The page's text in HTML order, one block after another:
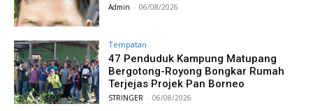
Admin - 06/08/2026
Tempatan
47 Penduduk Kampung Matupang
Bergotong-Royong Bongkar Rumah
Terjejas Projek Pan Borneo
STRINGER - 06/08/2026